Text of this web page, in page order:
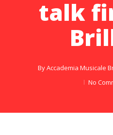
talk
ByAccademia Musicale
No